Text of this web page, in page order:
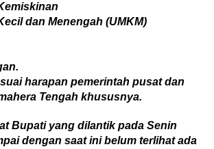
dan Menengah (UMKM)
harapan pemerintah pusat dan
Tengah khususnya.
Bupati yang dilantik pada Senin
dengan saatini belum terlihat ada